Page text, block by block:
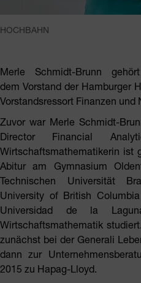
HOCHBAHN
Merle Schmidt-Brunn
dem Vorstand der Hamburger
Vorstandsressort Finanzen und
Zuvor war Merle Schmidt-
Director Financial
Wirtschaftsmathematikerin ist
Abitur am Gymnasium
Technischen Universität
University of British
Universidad de la
Wirtschaftsmathematik
zunächst bei der Generali
dann zur
2015 zu Hapag-Lloyd.